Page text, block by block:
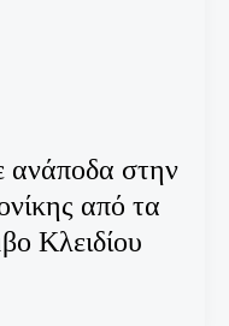
ανάποδα στην
από τα
Κλειδίου